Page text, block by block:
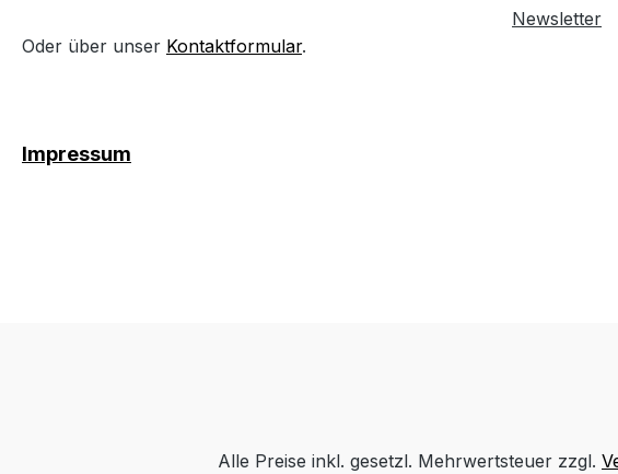
Oder über unser Kontaktformular.
Newsletter
Impressum
Alle Preise inkl. gesetzl. Mehrwertsteuer zzgl.